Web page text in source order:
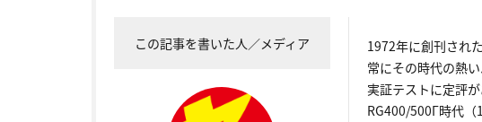
この記事を書いた人／メディア
1972年に創刊され
常にその時代の熱
実証テストに定評
RG400/500Γ時代